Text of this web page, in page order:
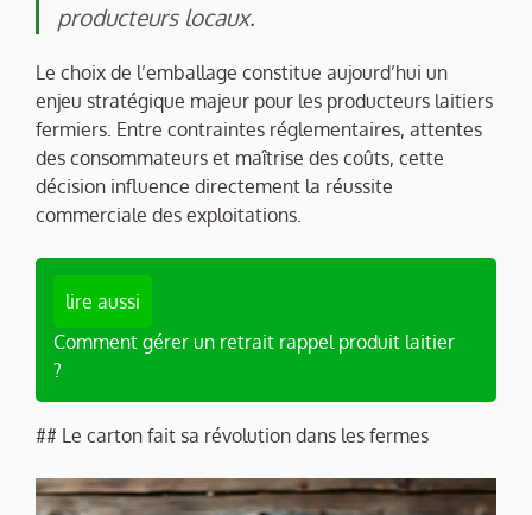
producteurs locaux.
Le choix de l’emballage constitue aujourd’hui un
enjeu stratégique majeur pour les producteurs laitiers
fermiers. Entre contraintes réglementaires, attentes
des consommateurs et maîtrise des coûts, cette
décision influence directement la réussite
commerciale des exploitations.
lire aussi
Comment gérer un retrait rappel produit laitier
?
## Le carton fait sa révolution dans les fermes